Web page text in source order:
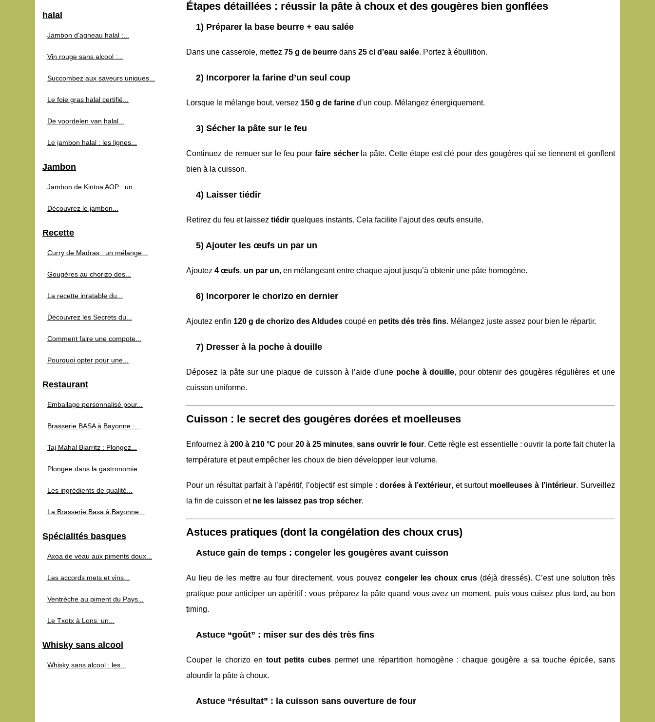
Étapes détaillées : réussir la pâte à choux et des gougères bien gonflées
1) Préparer la base beurre + eau salée
Dans une casserole, mettez 75 g de beurre dans 25 cl d’eau salée. Portez à ébullition.
2) Incorporer la farine d’un seul coup
Lorsque le mélange bout, versez 150 g de farine d’un coup. Mélangez énergiquement.
3) Sécher la pâte sur le feu
Continuez de remuer sur le feu pour faire sécherla pâte. Cette étape est clé pour des gougères qui se tiennent et gonflent
bien à la cuisson.
4) Laisser tiédir
Retirez du feu et laissez tiédir quelques instants. Cela facilite l’ajout des œufs ensuite.
5) Ajouter les œufs un par un
Ajoutez 4 œufs, un par un, en mélangeant entre chaque ajout jusqu’à obtenir une pâte homogène.
6) Incorporer le chorizo en dernier
Ajoutez enfin 120 g de chorizo des Aldudes coupé en petits dés très fins. Mélangez juste assez pour bien le répartir.
7) Dresser à la poche à douille
Déposez la pâte sur une plaque de cuisson à l’aide d’une poche à douille, pour obtenir des gougères régulières et une
cuisson uniforme.
Cuisson : le secret des gougères dorées et moelleuses
Enfournez à200 à 210 °C pour 20 à 25 minutes, sans ouvrir le four. Cette règle est essentielle : ouvrir la porte fait chuter la
température et peut empêcher les choux de bien développer leur volume.
Pour un résultat parfait à l’apéritif, l’objectif est simple : dorées à l’extérieur, et surtout moelleuses à l’intérieur. Surveillez
la fin de cuisson et ne les laissez pas trop sécher.
Astuces pratiques (dont la congélation des choux crus)
Astuce gain de temps : congeler les gougères avant cuisson
Au lieu de les mettre au four directement, vous pouvez congeler les choux crus(déjà dressés). C’est une solution très
pratique pour anticiper un apéritif : vous préparez la pâte quand vous avez un moment, puis vous cuisez plus tard, au bon
timing.
Astuce “goût” : miser sur des dés très fins
Couper le chorizo en tout petits cubes permet une répartition homogène : chaque gougère a sa touche épicée, sans
alourdir la pâte à choux.
Astuce “résultat” : la cuisson sans ouverture de four
halal
Jambon d'agneau halal :...
Vin rouge sans alcool :...
Succombez aux saveurs uniques...
Le foie gras halal certifié...
De voordelen van halal...
Le jambon halal : les lignes...
Jambon
Jambon de Kintoa AOP : un...
Découvrez le jambon...
Recette
Curry de Madras : un mélange...
Gougères au chorizo des...
La recette inratable du...
Découvrez les Secrets du...
Comment faire une compote...
Pourquoi opter pour une...
Restaurant
Emballage personnalisé pour...
Brasserie BASA à Bayonne :...
Taj Mahal Biarritz : Plongez...
Plongee dans la gastronomie...
Les ingrédients de qualité...
La Brasserie Basa à Bayonne...
Spécialités basques
Axoa de veau aux piments doux...
Les accords mets et vins...
Ventrèche au piment du Pays...
Le Txotx à Lons: un...
Whisky sans alcool
Whisky sans alcool : les...